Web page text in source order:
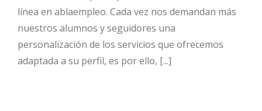
línea en ablaempleo. Cada vez nos demandan más
nuestros alumnos y seguidores una
personalización de los servicios que ofrecemos
adaptada a su perfil, es por ello, [...]